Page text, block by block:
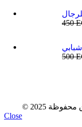
450
500
محفوظة
Close